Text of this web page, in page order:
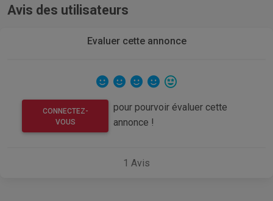
Avis des utilisateurs
Evaluer cette annonce
CONNECTEZ-
VOUS
pour pourvoir évaluer cette
annonce !
1 Avis